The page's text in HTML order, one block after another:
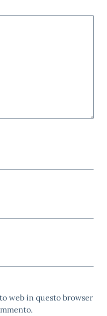
web in questo browser